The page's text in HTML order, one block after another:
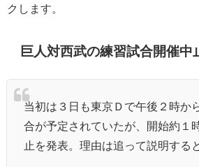
クします。
巨人対西武の練習試合開催中
当初は３日も東京Ｄで午後２時か
合が予定されていたが、開始約１
止を発表。理由は追って説明する